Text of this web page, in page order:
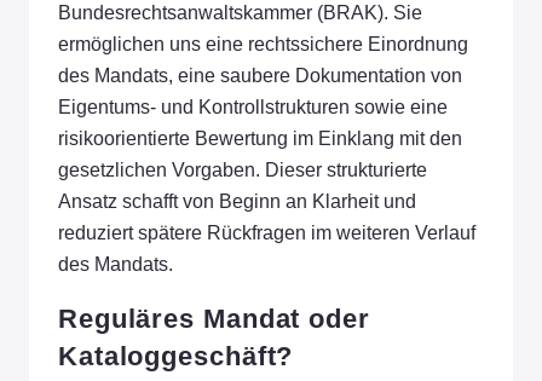
Bundesrechtsanwaltskammer (BRAK). Sie
ermöglichen uns eine rechtssichere Einordnung
des Mandats, eine saubere Dokumentation von
Eigentums- und Kontrollstrukturen sowie eine
risikoorientierte Bewertung im Einklang mit den
gesetzlichen Vorgaben. Dieser strukturierte
Ansatz schafft von Beginn an Klarheit und
reduziert spätere Rückfragen im weiteren Verlauf
des Mandats.
Reguläres Mandat oder
Kataloggeschäft?